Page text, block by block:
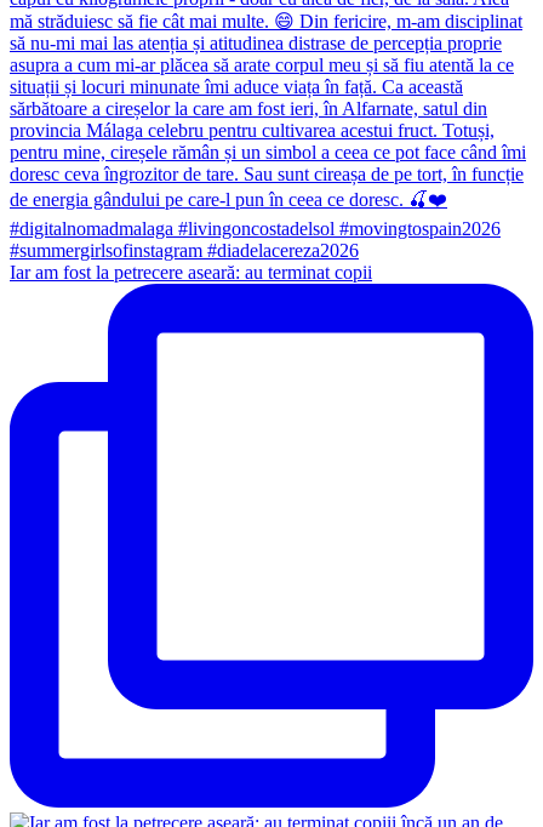
Iar am fost la petrecere aseară: au terminat copii